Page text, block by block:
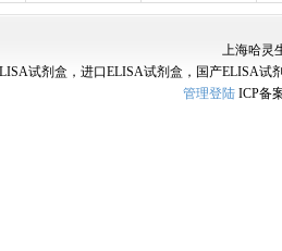
上海哈灵
试剂盒，进口ELISA试剂盒，国产ELISA
管理登陆 ICP备